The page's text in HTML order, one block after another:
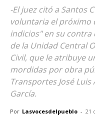
-El juez citó a Santos
voluntaria el próximo
indicios" en su
de la Unidad Central
Civil, que le atribuye
mordidas por obra
Transportes José
García.
Por Lasvocesdelpueblo - 21